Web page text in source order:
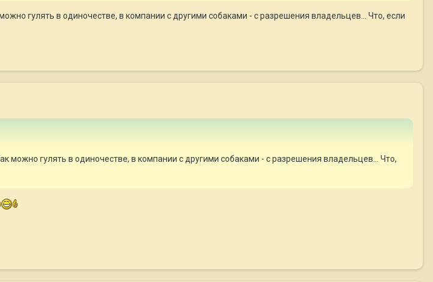
гулять в одиночестве, в компании с другими собаками - с разрешения владельцев... Что, если
можно гулять в одиночестве, в компании с другими собаками - с разрешения владельцев... Что,